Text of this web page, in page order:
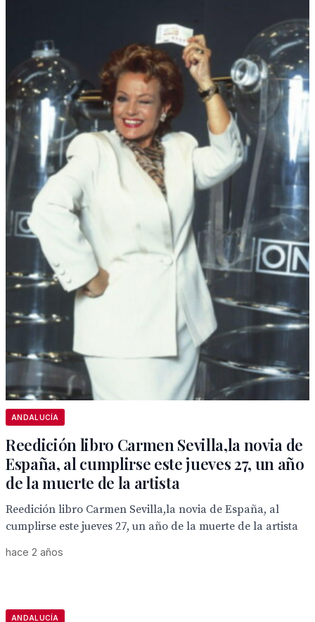
ANDALUCÍA
Reedición libro Carmen Sevilla,la novia de
España, al cumplirse este jueves 27, un año
de la muerte de la artista
Reedición libro Carmen Sevilla,la novia de España, al
cumplirse este jueves 27, un año de la muerte de la artista
hace 2 años
ANDALUCÍA